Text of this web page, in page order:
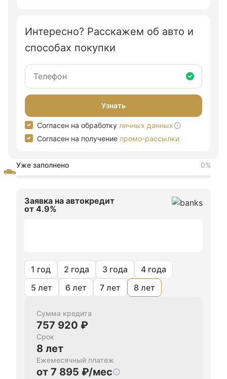
Интересно? Расскажем об авто и
способах покупки
Узнать
Согласен на обработку личных данных
Согласен на получение промо-рассылки
Уже заполнено 0%
Заявка на автокредит
от 4.9%
1 год 2 года 3 года
4 года
5 лет
6 лет 7 лет 8 лет
Сумма кредита
757 920 ₽
Срок
8 лет
Ежемесячный платеж
от 7 895 ₽/мес